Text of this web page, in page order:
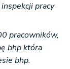
pracy
pracowników,
bhp która
bhp.